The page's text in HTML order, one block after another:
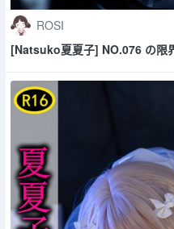
ROSI
[Natsuko夏夏子] NO.076 の限